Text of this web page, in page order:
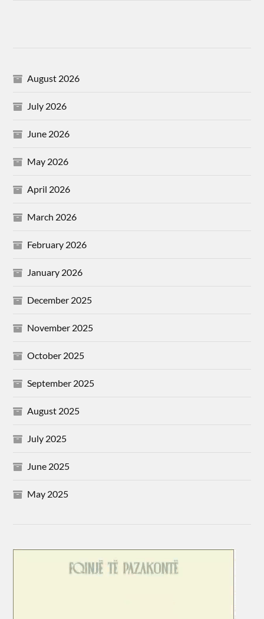
August 2026
July 2026
June 2026
May 2026
April 2026
March 2026
February 2026
January 2026
December 2025
November 2025
October 2025
September 2025
August 2025
July 2025
June 2025
May 2025